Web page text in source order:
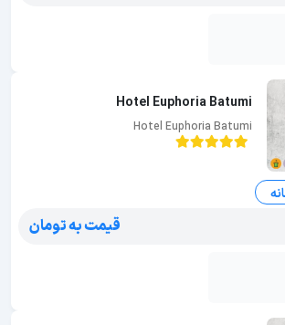
Hotel Euphoria Batumi
Hotel Euphoria Batumi
قیمت به تومان